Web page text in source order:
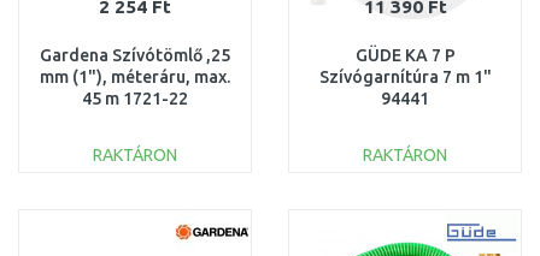
2 254 Ft
Gardena Szívótömlő ,25
mm (1"), méteráru, max.
45 m 1721-22
RAKTÁRON
Összehasonlítás
11 390 Ft
GÜDE KA 7 P
Szívógarnítúra 7 m 1"
94441
RAKTÁRON
Összehasonlítás